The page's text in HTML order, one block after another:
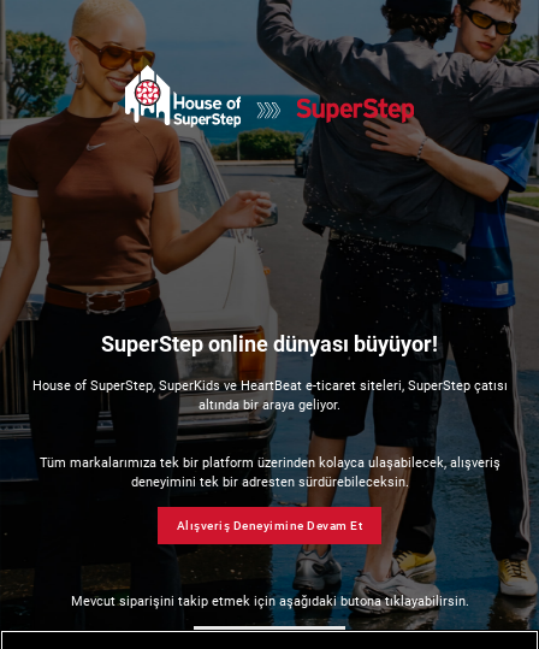
SuperStep online dünyası büyüyor!
House of SuperStep, SuperKids ve HeartBeat e-ticaret siteleri, SuperStep çatısı
altında bir araya geliyor.
Tüm markalarımıza tek bir platform üzerinden kolayca ulaşabilecek, alışveriş
deneyimini tek bir adresten sürdürebileceksin.
Alışveriş Deneyimine Devam Et
Mevcut siparişini takip etmek için aşağıdaki butona tıklayabilirsin.